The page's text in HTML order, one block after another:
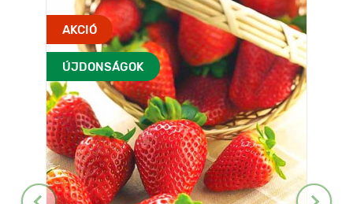
AKCIÓ
ÚJDONSÁGOK